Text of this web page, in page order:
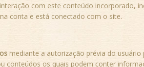
com este conteúdo incorporado,
conta e está conectado com o site.
mediante a autorização prévia do
conteúdos os quais podem conter